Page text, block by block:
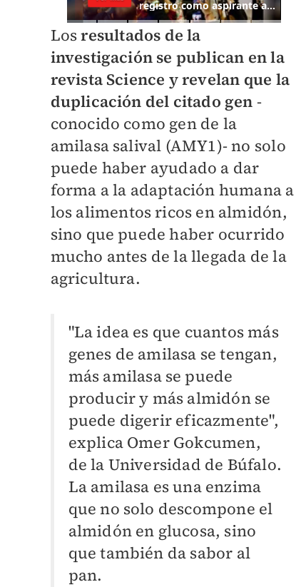
Losresultados de la
investigación se publican en la
revista Science y revelan que la
duplicación del citado gen -
conocido como gen de la
amilasa salival (AMY1)- no solo
puede haber ayudado a dar
forma a la adaptación humana a
los alimentos ricos en almidón,
sino que puede haber ocurrido
mucho antes de la llegada de la
agricultura.
"La idea es que cuantos más
genes de amilasa se tengan,
más amilasa se puede
producir y más almidón se
puede digerir eficazmente",
explica Omer Gokcumen,
de la Universidad de Búfalo.
La amilasa es una enzima
que no solo descompone el
almidón en glucosa, sino
que también da sabor al
pan.